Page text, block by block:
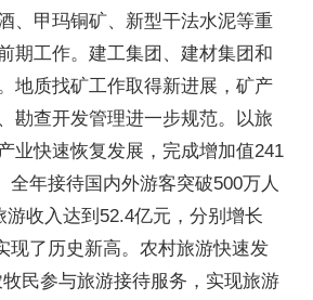
、甲玛铜矿、新型干法水泥等重
期工作。建工集团、建材集团和
地质找矿工作取得新进展，矿产
勘查开发管理进一步规范。以旅
业快速恢复发展，完成增加值241
全年接待国内外游客突破500万人
游收入达到52.4亿元，分别增长
现了历史新高。农村旅游快速发
民参与旅游接待服务，实现旅游